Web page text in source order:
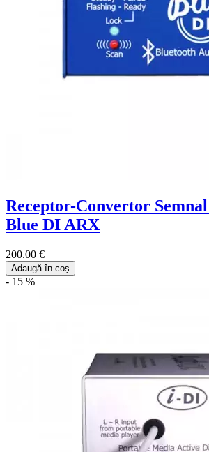
Receptor-Convertor
Blue DI ARX
200.00 €
Adaugă în coș
- 15 %